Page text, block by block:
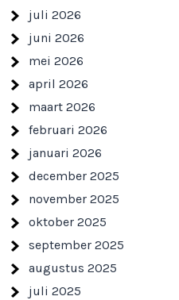
juli 2026
juni 2026
mei 2026
april 2026
maart 2026
februari 2026
januari 2026
december 2025
november 2025
oktober 2025
september 2025
augustus 2025
juli 2025